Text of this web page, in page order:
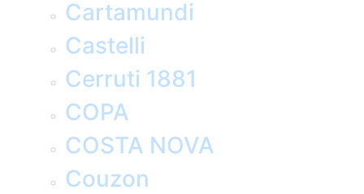
Cartamundi
Castelli
Cerruti 1881
COPA
COSTA NOVA
Couzon